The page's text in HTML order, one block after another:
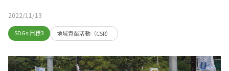
2022/11/13
SDGs:目標3 地域貢献活動（CSR）